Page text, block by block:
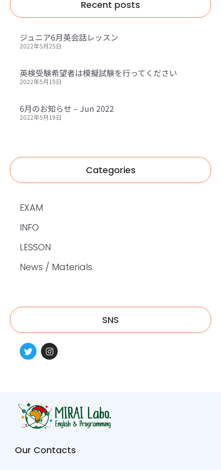
Recent posts
ジュニア6月英会話レッスン
2022年5月25日
英検受験希望者は模擬試験を行ってください
2022年5月19日
6月のお知らせ – Jun 2022
2022年5月19日
Categories
EXAM
INFO
LESSON
News / Materials
SNS
Our Contacts